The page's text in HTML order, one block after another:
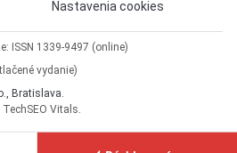
Nastavenia cookies
ISSN 1339-9497 (online)
vydanie)
Bratislava.
TechSEO Vitals.